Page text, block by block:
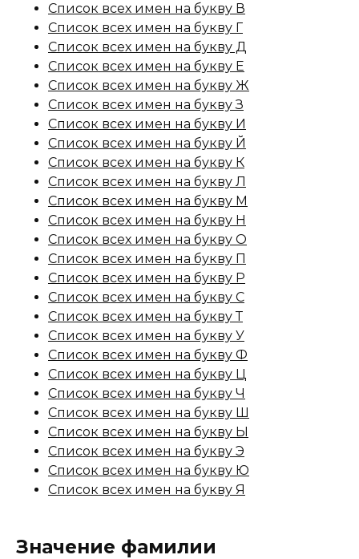
Список всех имен на букву В
Список всех имен на букву Г
Список всех имен на букву Д
Список всех имен на букву Е
Список всех имен на букву Ж
Список всех имен на букву З
Список всех имен на букву И
Список всех имен на букву Й
Список всех имен на букву К
Список всех имен на букву Л
Список всех имен на букву М
Список всех имен на букву Н
Список всех имен на букву О
Список всех имен на букву П
Список всех имен на букву Р
Список всех имен на букву С
Список всех имен на букву Т
Список всех имен на букву У
Список всех имен на букву Ф
Список всех имен на букву Ц
Список всех имен на букву Ч
Список всех имен на букву Ш
Список всех имен на букву Ы
Список всех имен на букву Э
Список всех имен на букву Ю
Список всех имен на букву Я
Значение фамилии